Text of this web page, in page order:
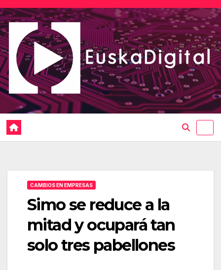
Saltar
al
contenido
CAMBIOS EN EMPRESAS
Simo se reduce a la
mitad y ocupará tan
solo tres pabellones